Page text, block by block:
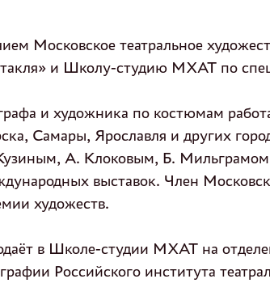
Московское театральное
и Школу-студию МХАТ по
и художника по костюмам
Самары, Ярославля и других
А. Клоковым, Б.
выставок. Член
художеств.
в Школе-студии МХАТ на
Российского института